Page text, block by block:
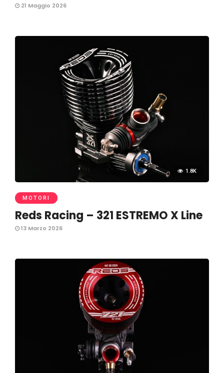
21 Maggio 2026
1.8K
MOTORI
Reds Racing – 321 ESTREMO X Line
13 Marzo 2026